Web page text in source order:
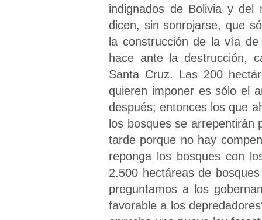
indignados de Bolivia y del
dicen, sin sonrojarse, que
la construcción de la vía
hace ante la destrucción,
Santa Cruz. Las 200
quieren imponer es sólo el
después; entonces los que
los bosques se arrepentirán
tarde porque no hay
reponga los bosques con
2.500 hectáreas de
preguntamos a los
favorable a los